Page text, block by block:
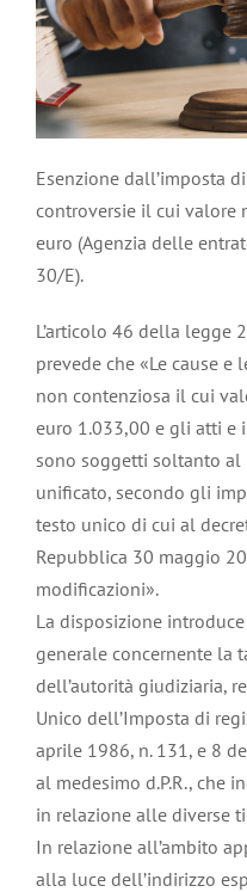
Esenzione dall’imposta
controversie il cui valore
euro (Agenzia delle
30/E).
L’articolo 46 della legge
prevede che «Le cause
non contenziosa il cui
euro 1.033,00 e gli atti e
sono soggetti soltanto
unificato, secondo gli
testo unico di cui al
Repubblica 30 maggio
modificazioni».
La disposizione
generale concernente la
dell’autorità giudiziaria,
Unico dell’Imposta di
aprile 1986, n. 131, e 8
al medesimo d.P.R., che
in relazione alle diverse
In relazione all’ambito
alla luce dell’indirizzo